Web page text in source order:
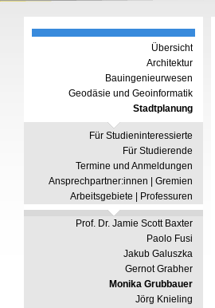
Übersicht
Architektur
Bauingenieurwesen
Geodäsie und Geoinformatik
Stadtplanung
Für Studieninteressierte
Für Studierende
Termine und Anmeldungen
Ansprechpartner:innen | Gremien
Arbeitsgebiete | Professuren
Prof. Dr. Jamie Scott Baxter
Paolo Fusi
Jakub Galuszka
Gernot Grabher
Monika Grubbauer
Jörg Knieling